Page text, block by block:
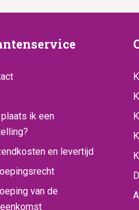
plaats ik een
en levertijd
van de